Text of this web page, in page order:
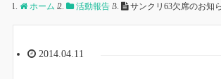
ホーム / 活動報告 / サンクリ63欠席のお知
2014.04.11